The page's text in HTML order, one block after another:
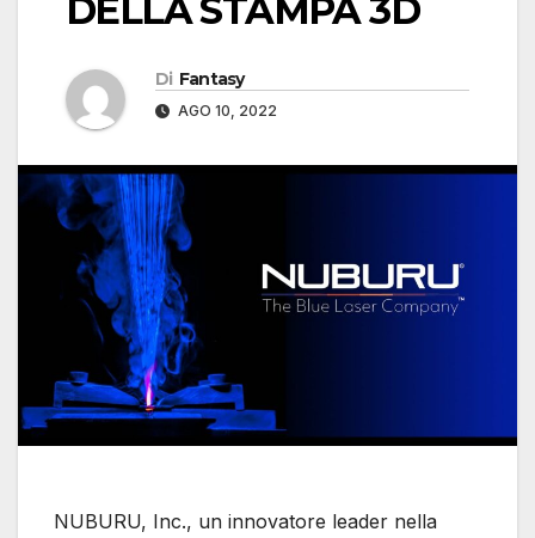
DELLA STAMPA 3D
Di Fantasy
AGO 10, 2022
NUBURU, Inc., un innovatore leader nella